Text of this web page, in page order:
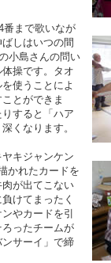
まで歌いなが
しはいつの間
小島さんの問い
操です。タオ
使うことによ
とができま
すると「ハア
くなります。
キジャンケン
かれたカードを
が出てこない
けてまったく
やカードを引
ったチームが
サーイ」で締